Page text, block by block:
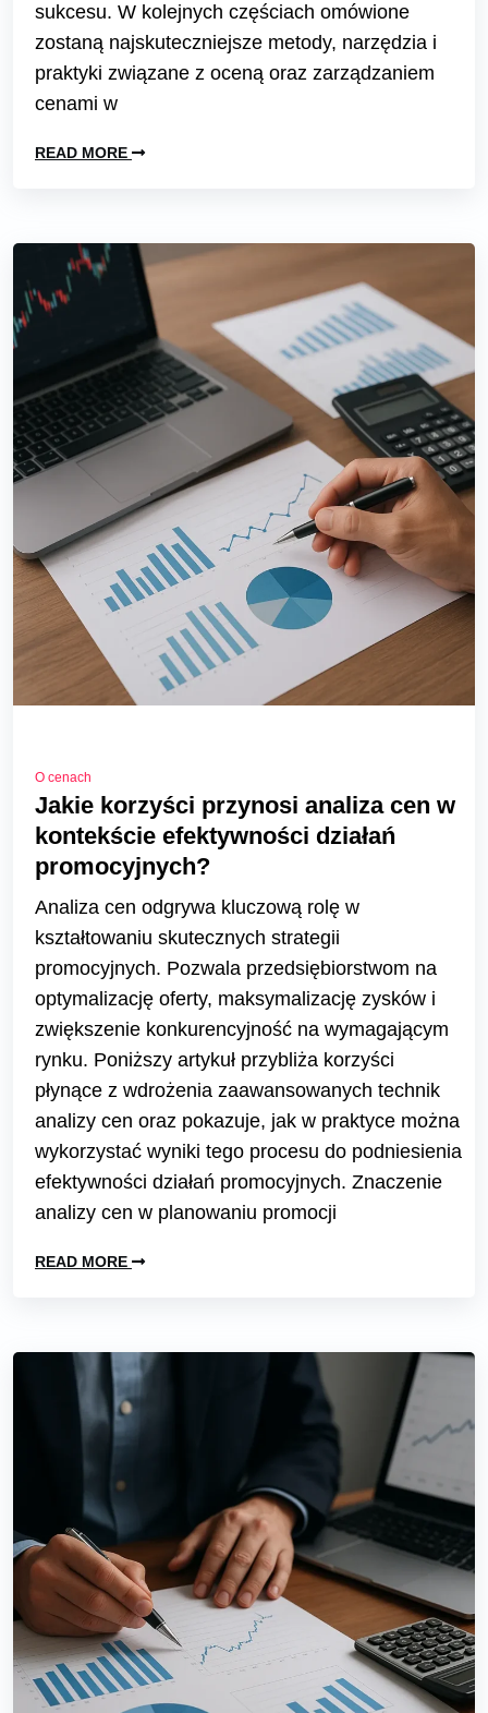
sukcesu. W kolejnych częściach omówione
zostaną najskuteczniejsze metody, narzędzia i
praktyki związane z oceną oraz zarządzaniem
cenami w
READ MORE
O cenach
Jakie korzyści przynosi analiza cen w
kontekście efektywności działań
promocyjnych?
Analiza cen odgrywa kluczową rolę w
kształtowaniu skutecznych strategii
promocyjnych. Pozwala przedsiębiorstwom na
optymalizację oferty, maksymalizację zysków i
zwiększenie konkurencyjność na wymagającym
rynku. Poniższy artykuł przybliża korzyści
płynące z wdrożenia zaawansowanych technik
analizy cen oraz pokazuje, jak w praktyce można
wykorzystać wyniki tego procesu do podniesienia
efektywności działań promocyjnych. Znaczenie
analizy cen w planowaniu promocji
READ MORE